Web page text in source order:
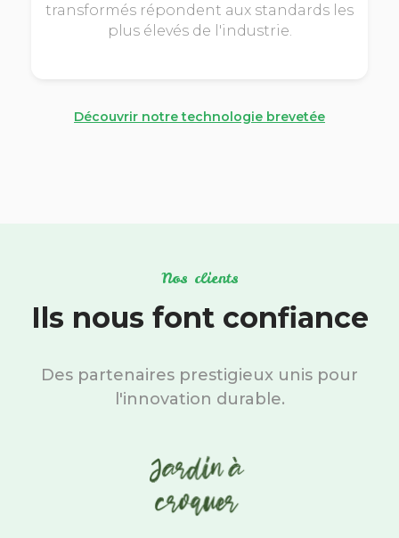
transformés répondent aux standards les
plus élevés de l'industrie.
Découvrir notre technologie brevetée
Nos clients
Ils nous font confiance
Des partenaires prestigieux unis pour
l'innovation durable.